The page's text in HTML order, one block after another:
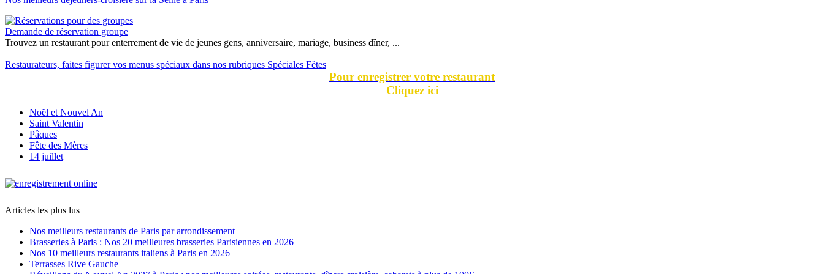
Demande de réservation groupe
Trouvez un restaurant pour enterrement de vie de jeunes gens, anniversaire, mariage, business dîner, ...
Restaurateurs, faites figurer vos menus spéciaux dans nos rubriques Spéciales Fêtes
Pour enregistrer votre restaurant
Cliquez ici
Noël et Nouvel An
Saint Valentin
Pâques
Fête des Mères
14 juillet
Articles les plus lus
Nos meilleurs restaurants de Paris par arrondissement
Brasseries à Paris : Nos 20 meilleures brasseries Parisiennes en 2026
Nos 10 meilleurs restaurants italiens à Paris en 2026
Terrasses Rive Gauche